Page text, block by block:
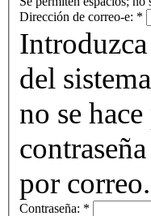
Dirección de correo-e: *
del
no se
por correo.
Contraseña: *